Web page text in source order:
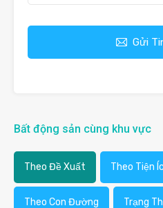
Gửi
Bất động sản cùng khu vực
Theo Đề Xuất Theo Tiện
Theo Con Đường Trạng